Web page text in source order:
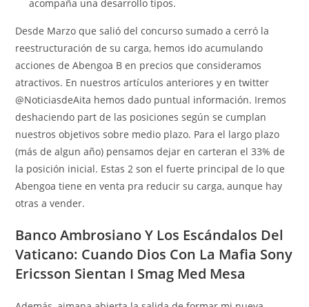
acompaña una desarrollo tipos.
Desde Marzo que salió del concurso sumado a cerró la
reestructuración de su carga, hemos ido acumulando
acciones de Abengoa B en precios que consideramos
atractivos. En nuestros artículos anteriores y en twitter
@NoticiasdeAita hemos dado puntual información. Iremos
deshaciendo part de las posiciones según se cumplan
nuestros objetivos sobre medio plazo. Para el largo plazo
(más de algun año) pensamos dejar en carteran el 33% de
la posición inicial. Estas 2 son el fuerte principal de lo que
Abengoa tiene en venta pra reducir su carga, aunque hay
otras a vender.
Banco Ambrosiano Y Los Escándalos Del
Vaticano: Cuando Dios Con La Mafia Sony
Ericsson Sientan I Smag Med Mesa